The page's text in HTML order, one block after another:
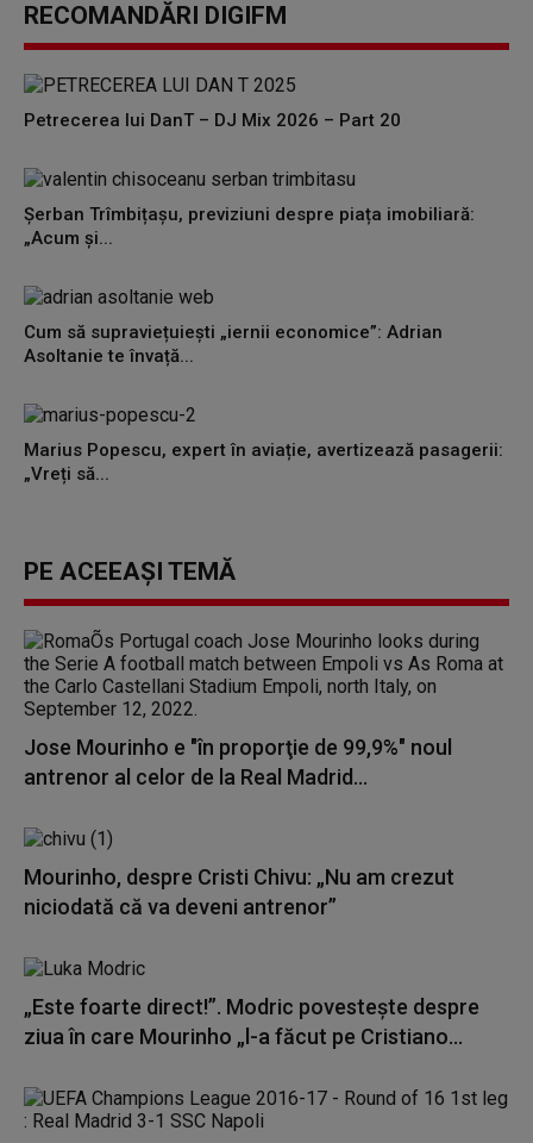
RECOMANDĂRI DIGIFM
Petrecerea lui DanT – DJ Mix 2026 – Part 20
Șerban Trîmbițașu, previziuni despre piața imobiliară:
„Acum și...
Cum să supraviețuiești „iernii economice”: Adrian
Asoltanie te învață...
Marius Popescu, expert în aviație, avertizează pasagerii:
„Vreți să...
PE ACEEAȘI TEMĂ
Jose Mourinho e "în proporţie de 99,9%" noul
antrenor al celor de la Real Madrid...
Mourinho, despre Cristi Chivu: „Nu am crezut
niciodată că va deveni antrenor”
„Este foarte direct!”. Modric povesteşte despre
ziua în care Mourinho „l-a făcut pe Cristiano...